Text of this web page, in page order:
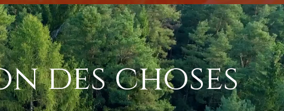
des choses